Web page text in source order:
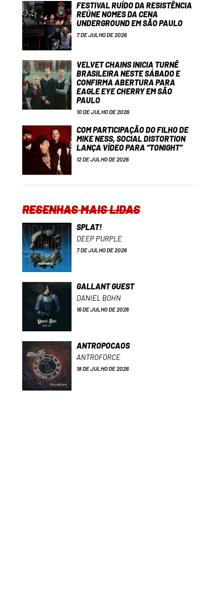
FESTIVAL RUÍDO DA RESISTÊNCIA
REÚNE NOMES DA CENA
UNDERGROUND EM SÃO PAULO
7 DE JULHO DE 2026
VELVET CHAINS INICIA TURNÊ
BRASILEIRA NESTE SÁBADO E
CONFIRMA ABERTURA PARA
EAGLE EYE CHERRY EM SÃO
PAULO
10 DE JULHO DE 2026
COM PARTICIPAÇÃO DO FILHO DE
MIKE NESS, SOCIAL DISTORTION
LANÇA VÍDEO PARA “TONIGHT”
12 DE JULHO DE 2026
RESENHAS MAIS LIDAS
SPLAT!
DEEP PURPLE
7 DE JULHO DE 2026
GALLANT GUEST
DANIEL BOHN
16 DE JULHO DE 2026
ANTROPOCAOS
ANTROFORCE
18 DE JULHO DE 2026